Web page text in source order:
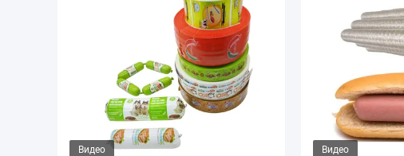
Видео Видео